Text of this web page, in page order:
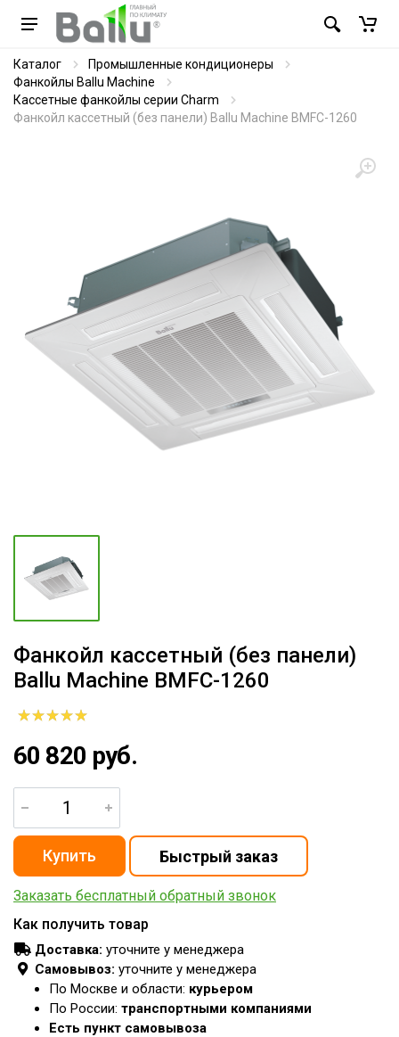
Каталог
Промышленные кондиционеры
Фанкойлы Ballu Machine
Кассетные фанкойлы серии Charm
Фанкойл кассетный (без панели) Ballu Machine BMFC-1260
Фанкойл кассетный (без панели)
Ballu Machine BMFC-1260
60 820 руб.
Заказать бесплатный обратный звонок
Как получить товар
Доставка: уточните у менеджера
Самовывоз: уточните у менеджера
По Москве и области: курьером
По России: транспортными компаниями
Есть пункт самовывоза